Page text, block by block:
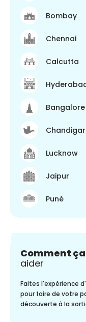
Bombay
Chennai
Calcutta
Bangalore
Lucknow
Jaipur
Puné
Comment
aider
Faites l'expérience
pour faire de votre
découverte à la